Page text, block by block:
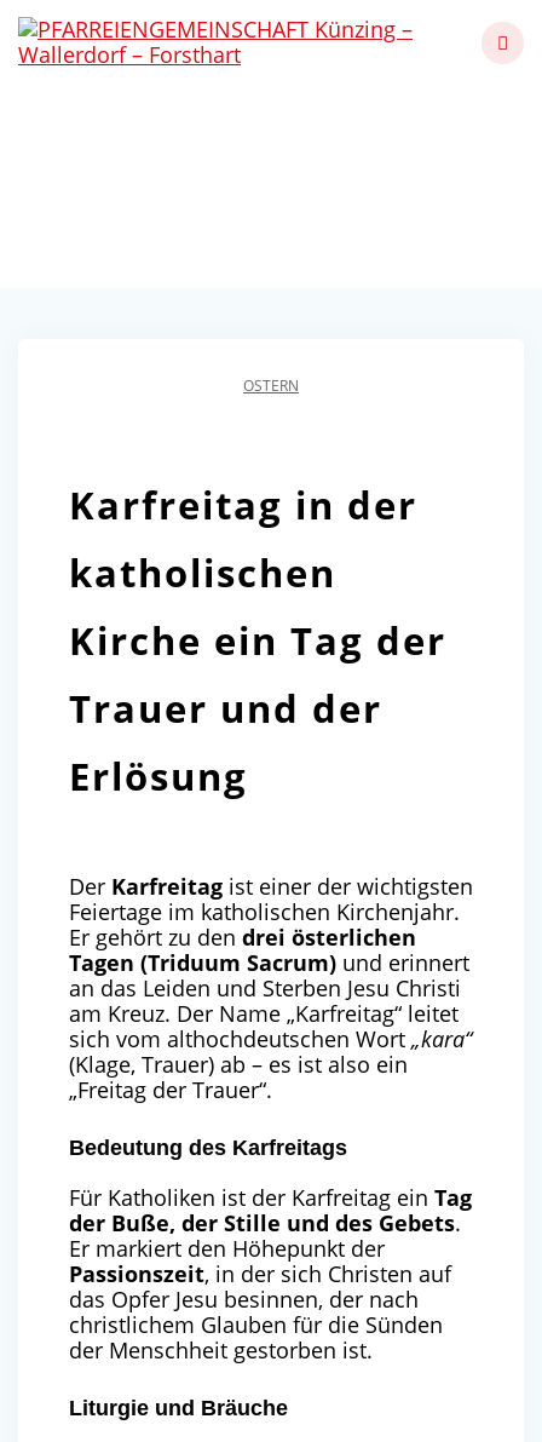
to
OSTERN
Karfreitag in der
katholischen
Kirche ein Tag der
Trauer und der
Erlösung
Der Karfreitag ist einer der wichtigsten
Feiertage im katholischen Kirchenjahr.
Er gehört zu den drei österlichen
Tagen (Triduum Sacrum) und erinnert
an das Leiden und Sterben Jesu Christi
am Kreuz. Der Name „Karfreitag“ leitet
sich vom althochdeutschen Wort „kara“
(Klage, Trauer) ab – es ist also ein
„Freitag der Trauer“.
Bedeutung des Karfreitags
Für Katholiken ist der Karfreitag ein Tag
der Buße, der Stille und des Gebets.
Er markiert den Höhepunkt der
Passionszeit, in der sich Christen auf
das Opfer Jesu besinnen, der nach
christlichem Glauben für die Sünden
der Menschheit gestorben ist.
Liturgie und Bräuche